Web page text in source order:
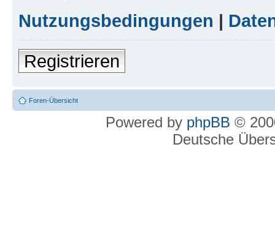
Nutzungsbedingungen |
Registrieren
Foren-Übersicht
Powered by phpBB ©
Deutsche